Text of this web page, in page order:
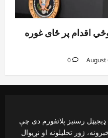
اقدام پر ځای غوره
0
ډیجیټل رسنیز پلاتفورم دی چې
ژور تحلیلونه او نړیوال